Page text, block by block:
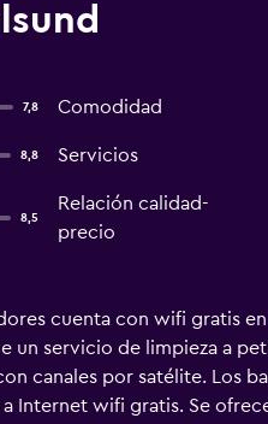
7,8 Comodidad
8,8 Servicios
8,5
Relación calidad-
precio
cuenta con wifi gratis
un servicio de limpieza a
canales por satélite. Los
Internet wifi gratis. Se